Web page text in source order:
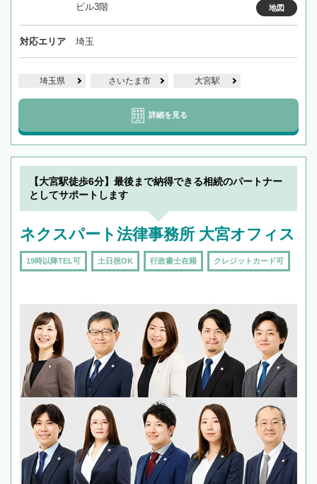
ビル3階 地図
対応エリア 埼玉
埼玉県 さいたま市 大宮駅
詳細を見る
【大宮駅徒歩6分】最後まで納得できる相続のパートナー
としてサポートします
ネクスパート法律事務所 大宮オフィス
19時以降TEL可 土日祝OK 行政書士在籍 クレジットカード可